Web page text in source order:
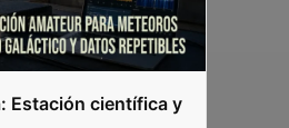
Estación científica y